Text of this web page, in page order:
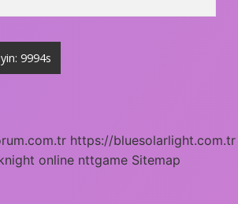
https://bluesolarlight.com.tr
online nttgame Sitemap